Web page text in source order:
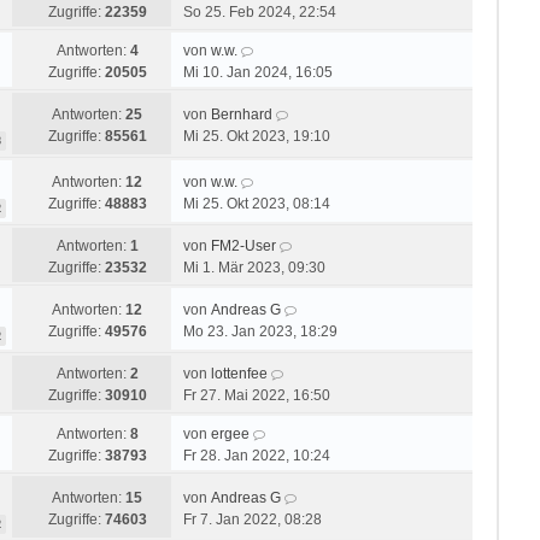
Zugriffe: 22359
So 25. Feb 2024, 22:54
Antworten: 4
Zugriffe: 20505
von w.w.
Mi 10. Jan 2024, 16:05
Antworten:25
Zugriffe: 85561
von Bernhard
Mi 25. Okt 2023, 19:10
Antworten:12
Zugriffe: 48883
von w.w.
Mi 25. Okt 2023, 08:14
Antworten: 1
Zugriffe: 23532
von FM2-User
Mi 1. Mär 2023, 09:30
Antworten:12
Zugriffe: 49576
von Andreas G
Mo 23. Jan 2023, 18:29
Antworten: 2
Zugriffe: 30910
von lottenfee
Fr 27. Mai 2022, 16:50
Antworten: 8
Zugriffe: 38793
von ergee
Fr 28. Jan 2022, 10:24
Antworten:15
Zugriffe: 74603
von Andreas G
Fr 7. Jan 2022, 08:28